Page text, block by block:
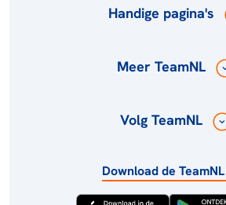
Handige pagina's
Meer TeamNL
Volg TeamNL
Download de